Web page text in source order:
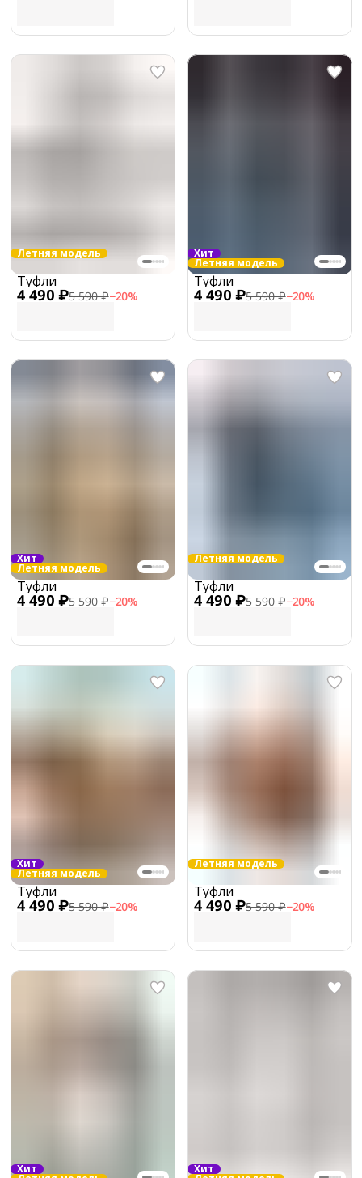
Летняя модель
4 490 ₽5 590 ₽−20%
Туфли
Хит
Летняя модель
4 490 ₽5 590 ₽−20%
Туфли
Хит
Летняя модель
4 490 ₽5 590 ₽−20%
Туфли
Летняя модель
4 490 ₽5 590 ₽−20%
Туфли
Хит
Летняя модель
4 490 ₽5 590 ₽−20%
Туфли
Летняя модель
4 490 ₽5 590 ₽−20%
Туфли
Хит Хит